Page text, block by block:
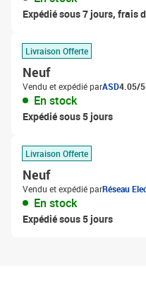
Expédié sous 7 jours, frais
Livraison Offerte
Neuf
Vendu et expédié parASD4.05/5
En stock
Expédié sous 5 jours
Livraison Offerte
Neuf
Vendu et expédié parRéseau
En stock
Expédié sous 5 jours